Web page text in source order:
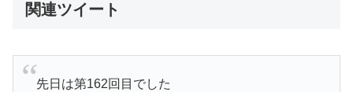
関連ツイート
先日は第162回目でした